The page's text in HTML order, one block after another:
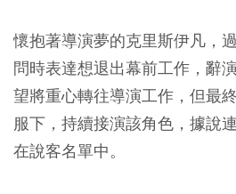
懷抱著導演夢的克里斯伊凡，
問時表達想退出幕前工作，辭
望將重心轉往導演工作，但最
服下，持續接演該角色，據說
在說客名單中。